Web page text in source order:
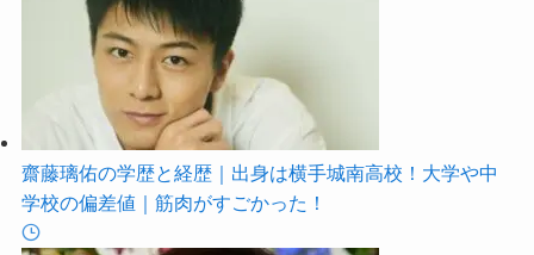
齋藤璃佑の学歴と経歴｜出身は横手城南高校！大学や中
学校の偏差値｜筋肉がすごかった！